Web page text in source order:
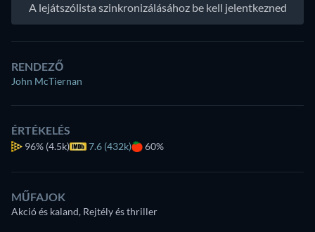
A lejátszólista szinkronizálásához be kell jelentkezned
RENDEZŐ
John McTiernan
ÉRTÉKELÉS
96% (4.5k) 7.6 (432k) 60%
MŰFAJOK
Akció és kaland, Rejtély és thriller